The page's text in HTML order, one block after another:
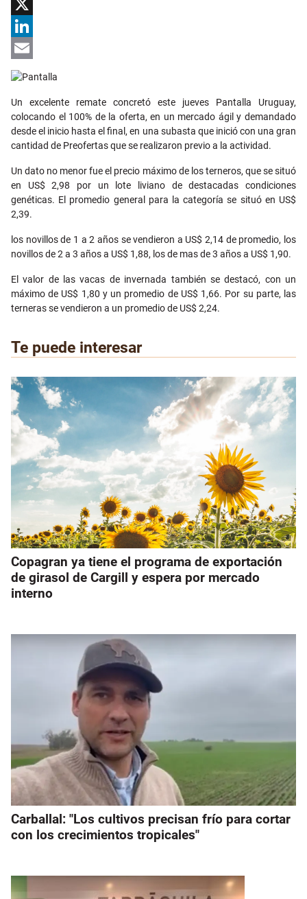
Facebook
X
LinkedIn
Email
Un excelente remate concretó este jueves Pantalla Uruguay,
colocando el 100% de la oferta, en un mercado ágil y demandado
desde el inicio hasta el final, en una subasta que inició con una gran
cantidad de Preofertas que se realizaron previo a la actividad.
Un dato no menor fue el precio máximo de los terneros, que se situó
en US$ 2,98 por un lote liviano de destacadas condiciones
genéticas. El promedio general para la categoría se situó en US$
2,39.
los novillos de 1 a 2 años se vendieron a US$ 2,14 de promedio, los
novillos de 2 a 3 años a US$ 1,88, los de mas de 3 años a US$ 1,90.
El valor de las vacas de invernada también se destacó, con un
máximo de US$ 1,80 y un promedio de US$ 1,66. Por su parte, las
terneras se vendieron a un promedio de US$ 2,24.
Te puede interesar
Copagran ya tiene el programa de exportación
de girasol de Cargill y espera por mercado
interno
Carballal: "Los cultivos precisan frío para cortar
con los crecimientos tropicales"